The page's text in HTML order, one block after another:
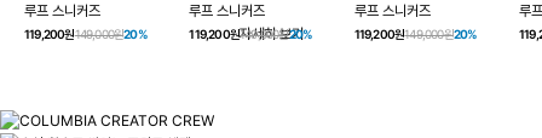
자세히 보기
루프 스니커즈
119,200원149,000원20%
루프 스니커즈
119,200원149,000원20%
루프 스니커즈
119,200원149,000원20%
루